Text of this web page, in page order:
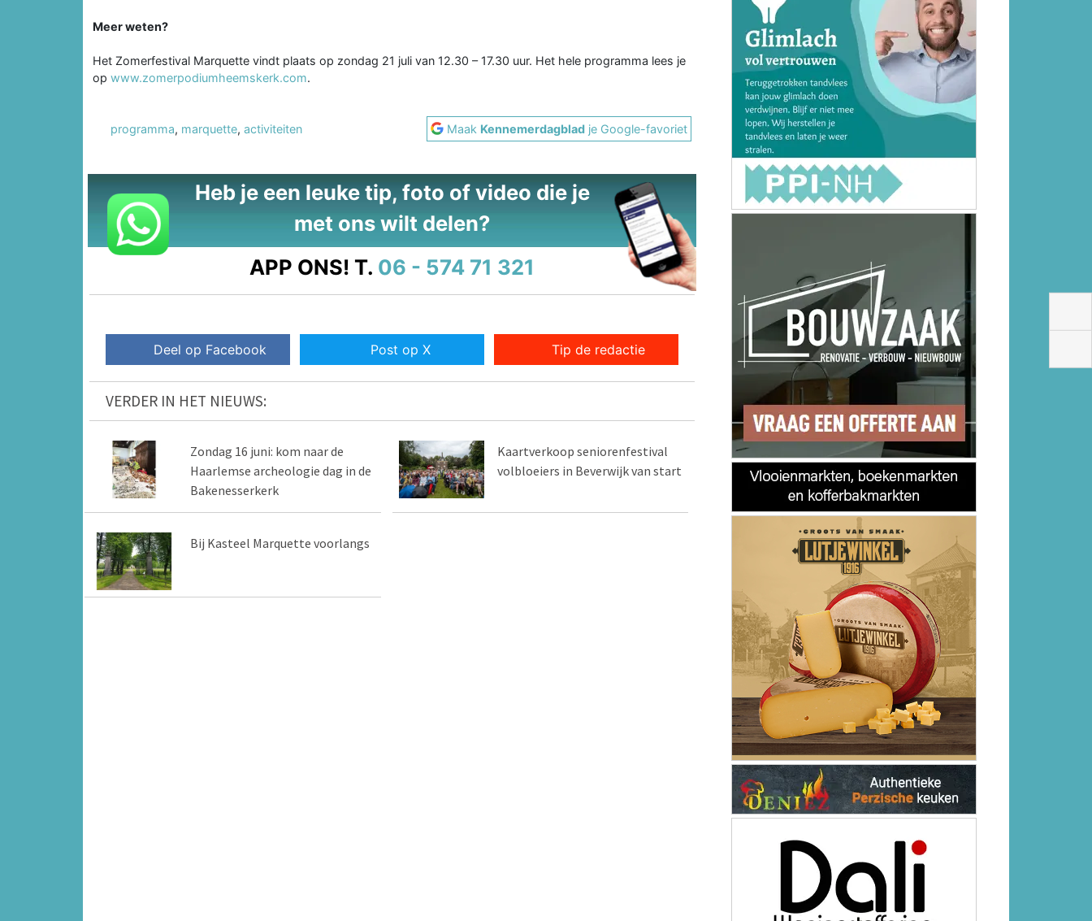
Meer weten?
Het Zomerfestival Marquette vindt plaats op zondag 21 juli van 12.30 – 17.30 uur. Het hele programma lees je
op www.zomerpodiumheemskerk.com.
programma, marquette, activiteiten Maak Kennemerdagblad je Google-favoriet
Heb je een leuke tip, foto of video die je
met ons wilt delen?
APP ONS! T. 06 - 574 71 321
Deel op Facebook Post op X Tip de redactie
VERDER IN HET NIEUWS:
Zondag 16 juni: kom naar de
Haarlemse archeologie dag in de
Bakenesserkerk
Kaartverkoop seniorenfestival
volbloeiers in Beverwijk van start
Bij Kasteel Marquette voorlangs